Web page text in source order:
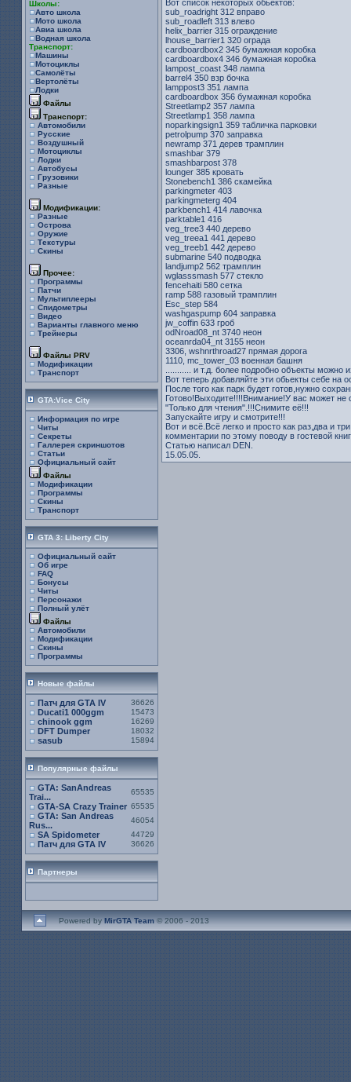
Школы:
Авто школа
Мото школа
Авиа школа
Водная школа
Транспорт:
Машины
Мотоциклы
Самолёты
Вертолёты
Лодки
Файлы
Транспорт:
Автомобили
Русские
Воздушный
Мотоциклы
Лодки
Автобусы
Грузовики
Разные
Модификации:
Разные
Острова
Оружие
Текстуры
Скины
Прочее:
Программы
Патчи
Мультиплееры
Спидометры
Видео
Варианты главного меню
Трейнеры
Файлы PRV
Модификации
Транспорт
GTA:Vice City
Информация по игре
Читы
Секреты
Галлерея скриншотов
Статьи
Официальный сайт
Файлы
Модификации
Программы
Скины
Транспорт
GTA 3: Liberty City
Официальный сайт
Об игре
FAQ
Бонусы
Читы
Персонажи
Полный улёт
Файлы
Автомобили
Модификации
Скины
Программы
Новые файлы
Патч для GTA IV 36626
Ducati1 000ggm 15473
chinook ggm 16269
DFT Dumper 18032
sasub 15894
Популярные файлы
GTA: SanAndreas
Trai...
65535
GTA-SA Crazy Trainer 65535
GTA: San Andreas
Rus...
46054
SA Spidometer 44729
Патч для GTA IV 36626
Партнеры
Вот список некоторых обьектов:
sub_roadright 312 вправо
sub_roadleft 313 влево
helix_barrier 315 ограждение
lhouse_barrier1 320 ограда
cardboardbox2 345 бумажная коробка
cardboardbox4 346 бумажная коробка
lampost_coast 348 лампа
barrel4 350 взр бочка
lamppost3 351 лампа
cardboardbox 356 бумажная коробка
Streetlamp2 357 лампа
Streetlamp1 358 лампа
noparkingsign1 359 табличка парковки
petrolpump 370 заправка
newramp 371 дерев трамплин
smashbar 379
smashbarpost 378
lounger 385 кровать
Stonebench1 386 скамейка
parkingmeter 403
parkingmeterg 404
parkbench1 414 лавочка
parktable1 416
veg_tree3 440 дерево
veg_treea1 441 дерево
veg_treeb1 442 дерево
submarine 540 подводка
landjump2 562 трамплин
wglasssmash 577 стекло
fencehaiti 580 сетка
ramp 588 газовый трамплин
Esc_step 584
washgaspump 604 заправка
jw_coffin 633 гроб
odNroad08_nt 3740 неон
oceanrda04_nt 3155 неон
3306, wshnrthroad27 прямая дорога
1110, mc_tower_03 военная башня
........... и т.д. более подробно объекты можно
Вот теперь добавляйте эти обьекты себе на
После того как парк будет готов,нужно
Готово!Выходите!!!!Внимание!У вас может не
"Только для чтения".!!!Снимите её!!!
Запускайте игру и смотрите!!!
Вот и всё.Всё легко и просто как раз,два и
комментарии по этому поводу в гостевой
Статью написал DEN.
15.05.05.
Powered byMirGTA Team© 2006 - 2013